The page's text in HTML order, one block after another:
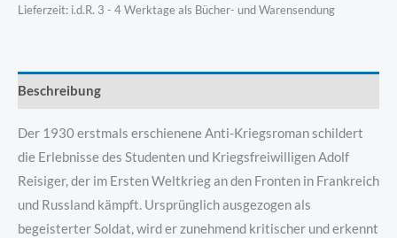
Lieferzeit: i.d.R. 3 - 4 Werktage als Bücher- und Warensendung
Beschreibung
Der 1930 erstmals erschienene Anti-Kriegsroman schildert
die Erlebnisse des Studenten und Kriegsfreiwilligen Adolf
Reisiger, der im Ersten Weltkrieg an den Fronten in Frankreich
und Russland kämpft. Ursprünglich ausgezogen als
begeisterter Soldat, wird er zunehmend kritischer und erkennt